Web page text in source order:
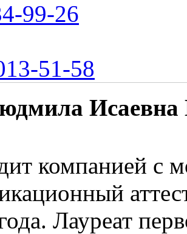
99-26
51-58
Исаевна
компанией с
Лауреат